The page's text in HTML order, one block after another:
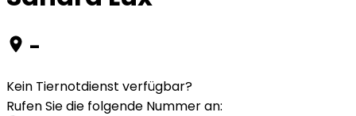
-
Kein Tiernotdienst verfügbar?
Rufen Sie die folgende Nummer an: